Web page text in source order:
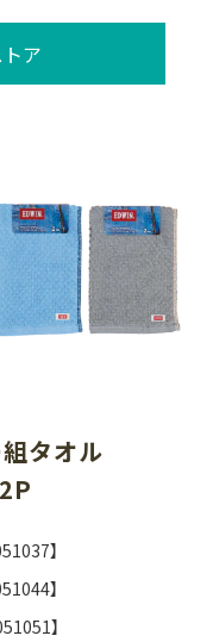
ア
タオル
】
】
】